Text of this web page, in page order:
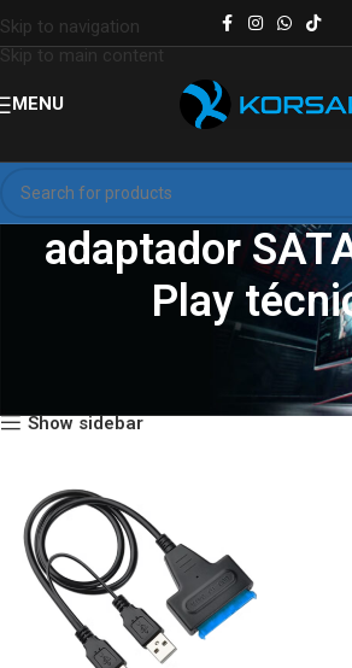
Skip to navigation
Skip to main content
MENU
adaptador
Play
Productos etiquetados “adaptador
Show sidebar